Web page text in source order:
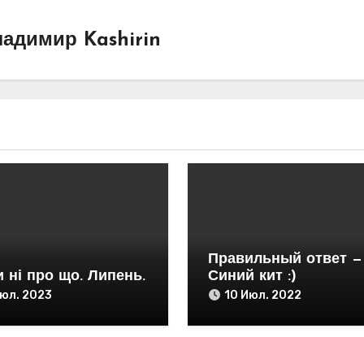
Kashirin
ні про що. Липень.
2023
Правильный ответ —
Синий кит :)
10 Июл. 2022